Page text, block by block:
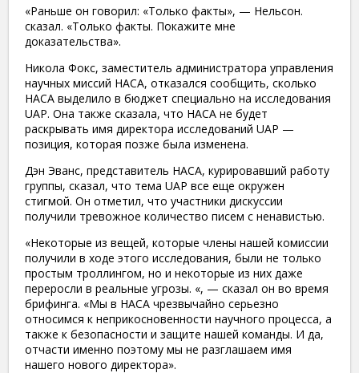
«Раньше он говорил: «Только факты», — Нельсон.
сказал. «Только факты. Покажите мне
доказательства».
Никола Фокс, заместитель администратора управления
научных миссий НАСА, отказался сообщить, сколько
НАСА выделило в бюджет специально на исследования
UAP. Она также сказала, что НАСА не будет
раскрывать имя директора исследований UAP —
позиция, которая позже была изменена.
Дэн Эванс, представитель НАСА, курировавший работу
группы, сказал, что тема UAP все еще окружен
стигмой. Он отметил, что участники дискуссии
получили тревожное количество писем с ненавистью.
«Некоторые из вещей, которые члены нашей комиссии
получили в ходе этого исследования, были не только
простым троллингом, но и некоторые из них даже
переросли в реальные угрозы. «, — сказал он во время
брифинга. «Мы в НАСА чрезвычайно серьезно
относимся к неприкосновенности научного процесса, а
также к безопасности и защите нашей команды. И да,
отчасти именно поэтому мы не разглашаем имя
нашего нового директора».